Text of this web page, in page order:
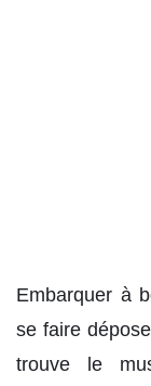
Embarquer à
se faire
trouve le